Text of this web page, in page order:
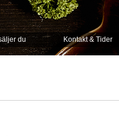
du Kontakt & Tider